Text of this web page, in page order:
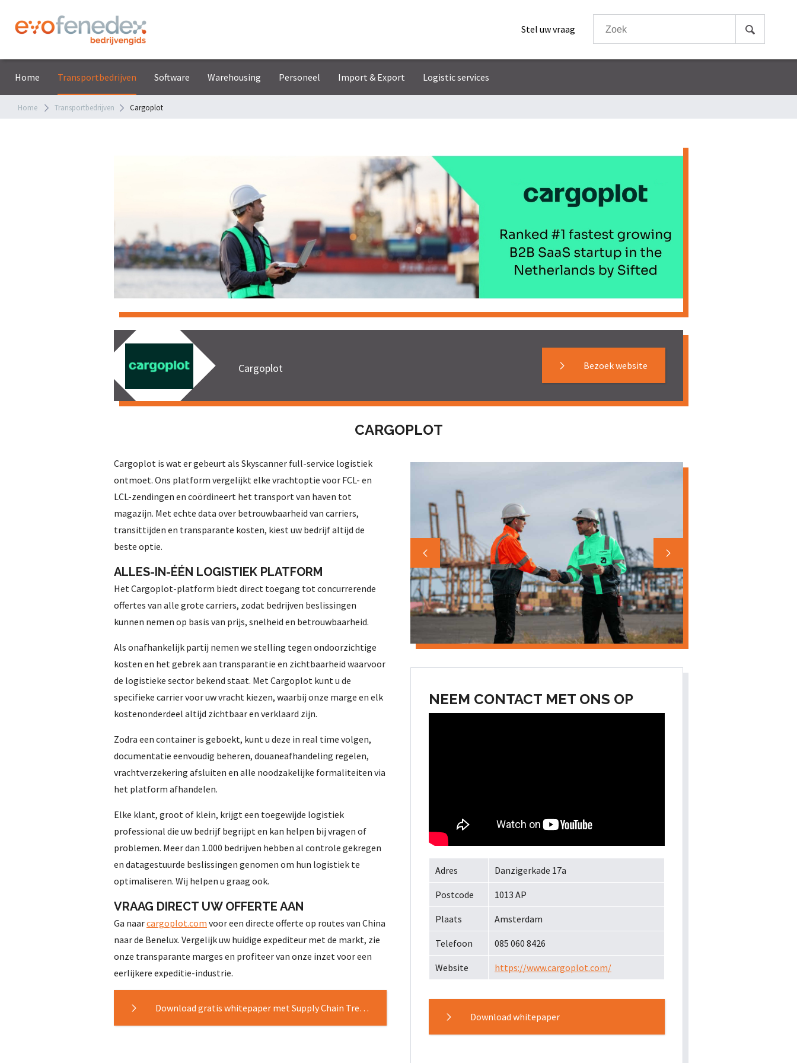
Stel uw vraag
Home Transportbedrijven Software Warehousing Personeel Import & Export Logistic services
Home Transportbedrijven Cargoplot
Cargoplot Bezoek website
CARGOPLOT
Cargoplot is wat er gebeurt als Skyscanner full-service logistiek
ontmoet. Ons platform vergelijkt elke vrachtoptie voor FCL- en
LCL-zendingen en coördineert het transport van haven tot
magazijn. Met echte data over betrouwbaarheid van carriers,
transittijden en transparante kosten, kiest uw bedrijf altijd de
beste optie.
ALLES-IN-ÉÉN LOGISTIEK PLATFORM
Het Cargoplot-platform biedt direct toegang tot concurrerende
offertes van alle grote carriers, zodat bedrijven beslissingen
kunnen nemen op basis van prijs, snelheid en betrouwbaarheid.
Als onafhankelijk partij nemen we stelling tegen ondoorzichtige
kosten en het gebrek aan transparantie en zichtbaarheid waarvoor
de logistieke sector bekend staat. Met Cargoplot kunt u de
specifieke carrier voor uw vracht kiezen, waarbij onze marge en elk
kostenonderdeel altijd zichtbaar en verklaard zijn.
Zodra een container is geboekt, kunt u deze in real time volgen,
documentatie eenvoudig beheren, douaneafhandeling regelen,
vrachtverzekering afsluiten en alle noodzakelijke formaliteiten via
het platform afhandelen.
Elke klant, groot of klein, krijgt een toegewijde logistiek
professional die uw bedrijf begrijpt en kan helpen bij vragen of
problemen. Meer dan 1.000 bedrijven hebben al controle gekregen
en datagestuurde beslissingen genomen om hun logistiek te
optimaliseren. Wij helpen u graag ook.
VRAAG DIRECT UW OFFERTE AAN
Ga naarcargoplot.com voor een directe offerte op routes van China
naar de Benelux. Vergelijk uw huidige expediteur met de markt, zie
onze transparante marges en profiteer van onze inzet voor een
eerlijkere expeditie-industrie.
Download gratis whitepaper met Supply Chain Trends 2026
NEEM CONTACT MET ONS OP
Adres Danzigerkade 17a
Postcode 1013 AP
Plaats Amsterdam
Telefoon 085 060 8426
Website https://www.cargoplot.com/
Download whitepaper